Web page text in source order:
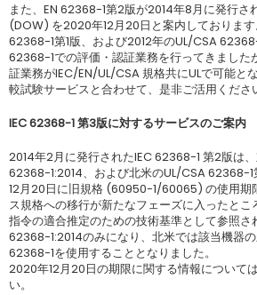
また、EN 62368-1第2版が2014年8月に発行さ
(DOW) を2020年12月20日と案内しております
62368-1第1版、および2012年のUL/CSA
62368-1での評価・認証業務を行ってきました
証業務がIEC/EN/UL/CSA 規格共にULで可能と
較試験サービスと合わせて、是非ご活用くださ
IEC 62368-1 第3版に対するサービスのご案内
2014年2月に発行されたIEC 62368-1 第2版は
62368-1:2014、および北米のUL/CSA 62368-
12月20日に旧規格 (60950-1/60065) の使用期
ス規格への移行が新たなフェーズに入ったと
指令の適合推定のための技術基準として参照さ
62368-1:2014のみになり、北米では該当機器
62368-1を使用することとなりました。
2020年12月20日の期限に関する情報について
い。